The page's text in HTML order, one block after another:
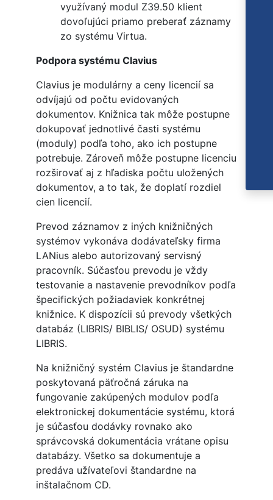
využívaný modul Z39.50 klient
dovoľujúci priamo preberať záznamy
zo systému Virtua.
Podpora systému Clavius
Clavius je modulárny a ceny licencií sa
odvíjajú od počtu evidovaných
dokumentov. Knižnica tak môže postupne
dokupovať jednotlivé časti systému
(moduly) podľa toho, ako ich postupne
potrebuje. Zároveň môže postupne licenciu
rozširovať aj z hľadiska počtu uložených
dokumentov, a to tak, že doplatí rozdiel
cien licencií.
Prevod záznamov z iných knižničných
systémov vykonáva dodávateľsky firma
LANius alebo autorizovaný servisný
pracovník. Súčasťou prevodu je vždy
testovanie a nastavenie prevodníkov podľa
špecifických požiadaviek konkrétnej
knižnice. K dispozícii sú prevody všetkých
databáz (LIBRIS/ BIBLIS/ OSUD) systému
LIBRIS.
Na knižničný systém Clavius je štandardne
poskytovaná päťročná záruka na
fungovanie zakúpených modulov podľa
elektronickej dokumentácie systému, ktorá
je súčasťou dodávky rovnako ako
správcovská dokumentácia vrátane opisu
databázy. Všetko sa dokumentuje a
predáva užívateľovi štandardne na
inštalačnom CD.